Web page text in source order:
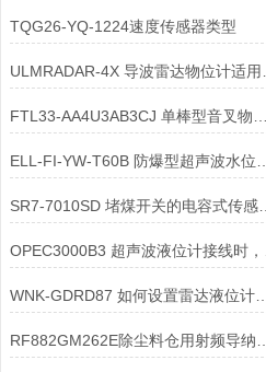
TQG26-YQ-1224速度传感器类型
SR7-7010SD 堵煤开关的电容式传感器出现 “堵煤不报警” 故障原因是什么？
WNK-GDRD87 如何设置雷达液位计的虚假回波抑制区